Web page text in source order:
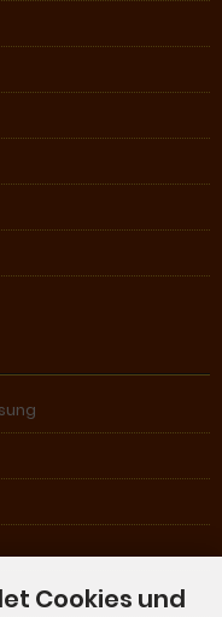
Cookies und